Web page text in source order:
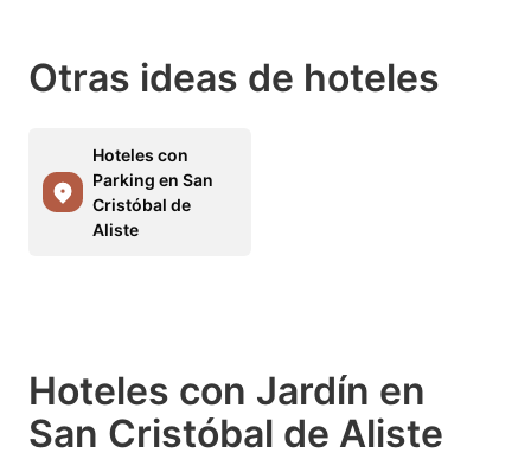
Otras ideas de hoteles
Hoteles con
Parking en San
Cristóbal de
Aliste
Hoteles con Jardín en
San Cristóbal de Aliste